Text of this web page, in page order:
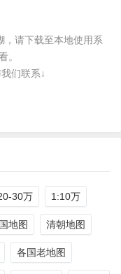
，请下载至本地使用系
。
们联系↓
30万 1:10万
地图 清朝地图
各国老地图